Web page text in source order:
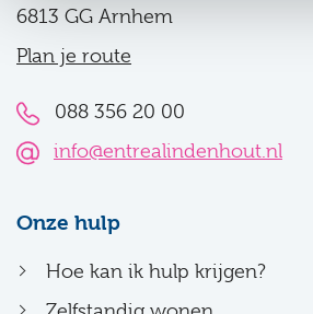
6813 GG Arnhem
Plan je route
088 356 20 00
info@entrealindenhout.nl
Onze hulp
Hoe kan ik hulp krijgen?